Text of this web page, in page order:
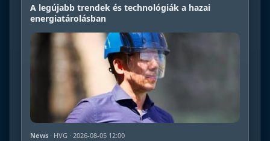
A legújabb trendek és technológiák a hazai
energiatárolásban
News · HVG · 2026-08-05 12:00